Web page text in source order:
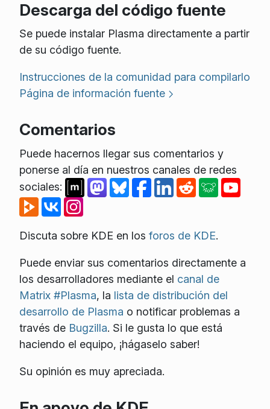
Descarga del código fuente
Se puede instalar Plasma directamente a partir
de su código fuente.
Instrucciones de la comunidad para compilarlo
Página de información fuente
Comentarios
Puede hacernos llegar sus comentarios y
ponerse al día en nuestros canales de redes
sociales:
Discuta sobre KDE en los foros de KDE.
Puede enviar sus comentarios directamente a
los desarrolladores mediante el canal de
Matrix #Plasma, la lista de distribución del
desarrollo de Plasma o notificar problemas a
través de Bugzilla. Si le gusta lo que está
haciendo el equipo, ¡hágaselo saber!
Su opinión es muy apreciada.